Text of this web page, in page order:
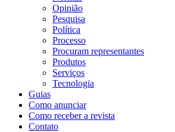
Opinião
Pesquisa
Política
Processo
Procuram representantes
Produtos
Serviços
Tecnologia
Guias
Como anunciar
Como receber a revista
Contato